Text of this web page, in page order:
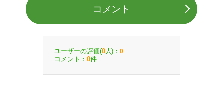
コメント
ユーザーの評価(0 人)： 0
コメント： 0件